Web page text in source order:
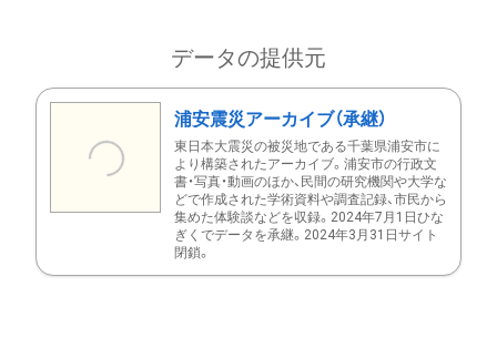
データの提供元
浦安震災アーカイブ（承継）
東日本大震災の被災地である千葉県浦安市に
より構築されたアーカイブ。浦安市の行政文
書・写真・動画のほか、民間の研究機関や大学な
どで作成された学術資料や調査記録、市民から
集めた体験談などを収録。2024年7月1日ひな
ぎくでデータを承継。2024年3月31日サイト
閉鎖。